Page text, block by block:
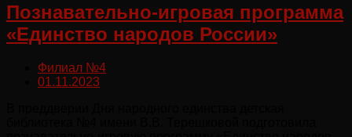
Познавательно-игровая программа
«Единство народов России»
Филиал №4
01.11.2023